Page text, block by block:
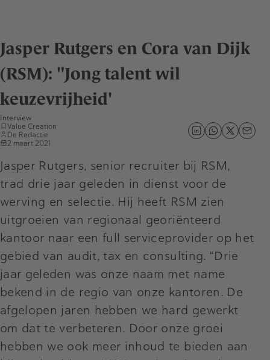
Jasper Rutgers en Cora van Dijk
(RSM): "Jong talent wil
keuzevrijheid'
Interview
Value Creation
De Redactie
2 maart 2021
Jasper Rutgers, senior recruiter bij RSM,
trad drie jaar geleden in dienst voor de
werving en selectie. Hij heeft RSM zien
uitgroeien van regionaal georiënteerd
kantoor naar een full serviceprovider op het
gebied van audit, tax en consulting. “Drie
jaar geleden was onze naam met name
bekend in de regio van onze kantoren. De
afgelopen jaren hebben we hard gewerkt
om dat te verbeteren. Door onze groei
hebben we ook meer inhoud te bieden aan